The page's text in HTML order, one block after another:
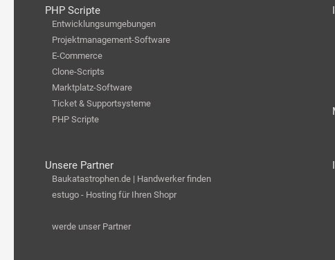
PHP Scripte
Entwicklungsumgebungen
Projektmanagement-Software
E-Commerce
Clone-Scripts
Marktplatz-Software
Ticket & Supportsysteme
PHP Scripte
Unsere Partner
Baukatastrophen.de | Handwerker finden
estugo - Hosting für Ihren Shopr
werde unser Partner